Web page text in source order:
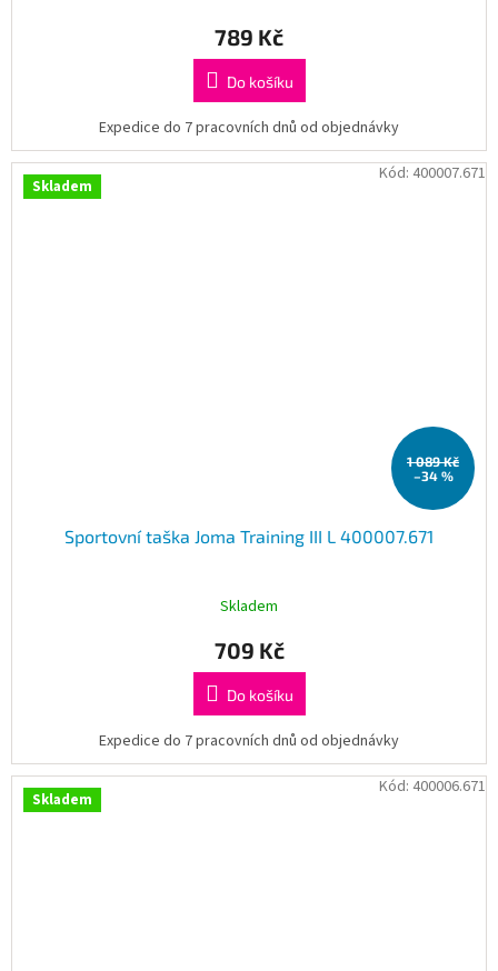
789 Kč
Do košíku
Expedice do 7 pracovních dnů od objednávky
Skladem
1 089 Kč
–34 %
Sportovní taška Joma Training III L 400007.671
Skladem
709 Kč
Do košíku
Expedice do 7 pracovních dnů od objednávky
Kód: 400007.671
Skladem
Kód: 400006.671